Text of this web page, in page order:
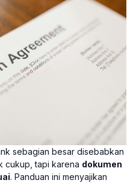
sebagian besar disebabkan
cukup, tapi karena dokumen
. Panduan ini menyajikan